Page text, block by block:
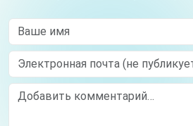
Ваше имя
Электронная почта (не публикуется)
Comment